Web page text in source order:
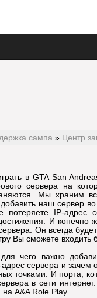
клиент
сампа » Центр
в GTA San
сервера на
Мы храним
наш сервер
потеряете IP-адрес
И конечно
Он всегда
Вы сможете входить
чего важно
сервера и
точками. И порта,
в сети
A&A Role Play.